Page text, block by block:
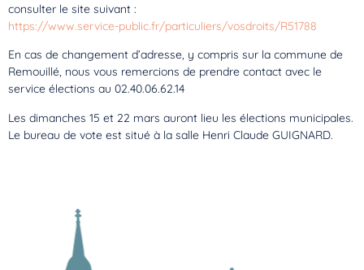
consulter le site suivant :
https://www.service-public.fr/particuliers/vosdroits/R51788
En cas de changement d’adresse, y compris sur la commune de
Remouillé, nous vous remercions de prendre contact avec le
service élections au 02.40.06.62.14
Les dimanches 15 et 22 mars auront lieu les élections municipales.
Le bureau de vote est situé à la salle Henri Claude GUIGNARD.